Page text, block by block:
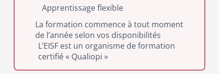
Apprentissage flexible
La formation commence à tout moment
de l’année selon vos disponibilités
L’EISF est un organisme de formation
certifié « Qualiopi »